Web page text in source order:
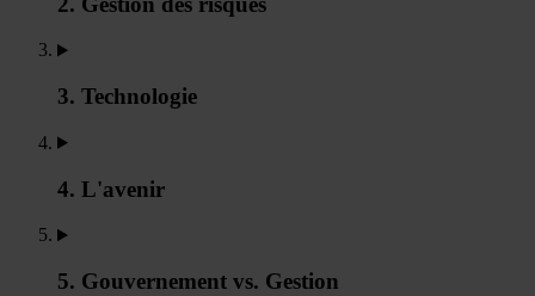
3. Technologie
4. L'avenir
5. Gouvernement vs. Gestion